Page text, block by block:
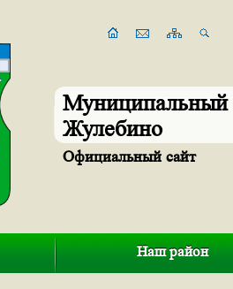
Муниципальный
Жулебино
Официальный сайт
Наш район